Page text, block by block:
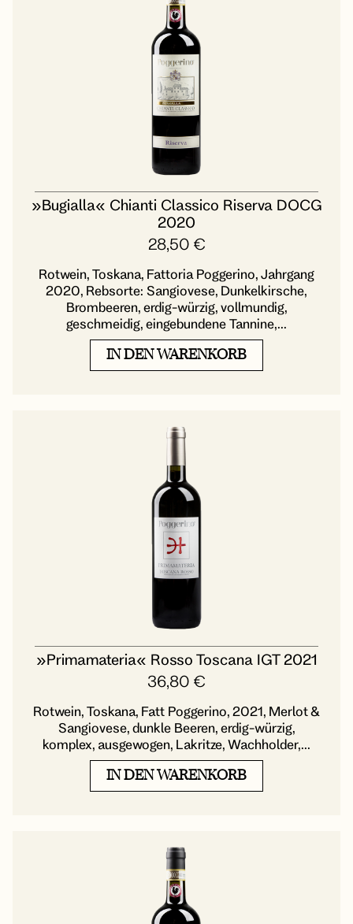
»Bugialla« Chianti Classico Riserva DOCG
2020
28,50 €
Rotwein, Toskana, Fattoria Poggerino, Jahrgang
2020, Rebsorte: Sangiovese, Dunkelkirsche,
Brombeeren, erdig-würzig, vollmundig,
geschmeidig, eingebundene Tannine,...
IN DEN WARENKORB
»Primamateria« Rosso Toscana IGT 2021
36,80 €
Rotwein, Toskana, Fatt Poggerino, 2021, Merlot &
Sangiovese, dunkle Beeren, erdig-würzig,
komplex, ausgewogen, Lakritze, Wachholder,...
IN DEN WARENKORB